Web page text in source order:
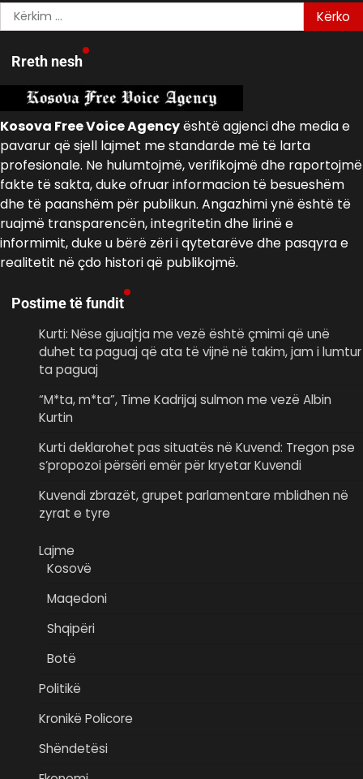
Kërko
për:
Rreth nesh
Kosova Free Voice Agencyështë agjenci dhe media e
pavarur që sjell lajmet me standarde më të larta
profesionale. Ne hulumtojmë, verifikojmë dhe raportojmë
fakte të sakta, duke ofruar informacion të besueshëm
dhe të paanshëm për publikun. Angazhimi ynë është të
ruajmë transparencën, integritetin dhe lirinë e
informimit, duke u bërë zëri i qytetarëve dhe pasqyra e
realitetit në çdo histori që publikojmë.
Postime të fundit
Kurti: Nëse gjuajtja me vezë është çmimi që unë
duhet ta paguaj që ata të vijnë në takim, jam i lumtur
ta paguaj
“M*ta, m*ta”, Time Kadrijaj sulmon me vezë Albin
Kurtin
Kurti deklarohet pas situatës në Kuvend: Tregon pse
s’propozoi përsëri emër për kryetar Kuvendi
Kuvendi zbrazët, grupet parlamentare mblidhen në
zyrat e tyre
Lajme
Kosovë
Maqedoni
Shqipëri
Botë
Politikë
Kronikë Policore
Shëndetësi